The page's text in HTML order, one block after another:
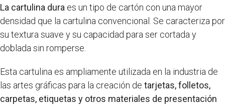
La cartulina dura es un tipo de cartón con una mayor
densidad que la cartulina convencional. Se caracteriza por
su textura suave y su capacidad para ser cortada y
doblada sin romperse.
Esta cartulina es ampliamente utilizada en la industria de
las artes gráficas para la creación de tarjetas, folletos,
carpetas, etiquetas y otros materiales de presentación